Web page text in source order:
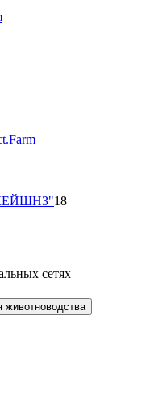
18
сетях
животноводства